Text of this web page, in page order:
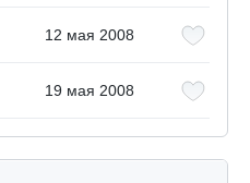
12 мая 2008
19 мая 2008